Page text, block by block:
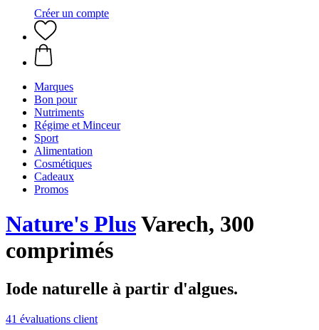
Créer un compte
Marques
Bon pour
Nutriments
Régime et Minceur
Sport
Alimentation
Cosmétiques
Cadeaux
Promos
Nature's PlusVarech, 300
comprimés
Iode naturelle à partir d'algues.
41 évaluations client